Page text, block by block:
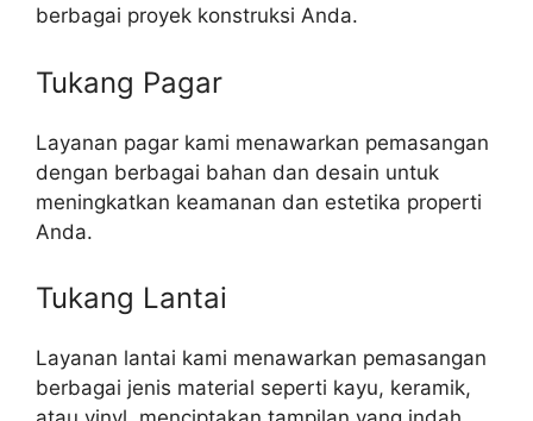
berbagai proyek konstruksi Anda.
Tukang Pagar
Layanan pagar kami menawarkan pemasangan
dengan berbagai bahan dan desain untuk
meningkatkan keamanan dan estetika properti
Anda.
Tukang Lantai
Layanan lantai kami menawarkan pemasangan
berbagai jenis material seperti kayu, keramik,